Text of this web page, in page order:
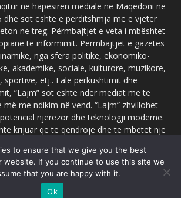
në hapësirën mediale në Maqedoni në
dhe sot është e përditshmja më e vjetër
në treg. Përmbajtjet e veta i mbështet
të informimit. Përmbajtjet e gazetës
nga sfera politike, ekonomiko-
akademike, sociale, kulturore, muzikore,
sportive, etj.. Falë përkushtimit dhe
“Lajm” sot është ndër mediat më të
më me ndikim në vend. “Lajm” zhvillohet
njerëzor dhe teknologji moderne.
krijuar që të qëndrojë dhe të mbetet një
“Lajm”, www.lajmpress.org është një
më të njohur në Maqedoni.
lajm.sk@gmail.com
to ensure that we give you the best
website. If you continue to use this site we
that you are happy with it.
Ok